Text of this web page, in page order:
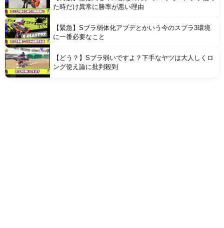
た時だけ異常に勝率が悪い理由
【緊急】Sブラ弱体化アプデとかいう今のスプラ3環境
に一番必要なこと
【どう？】Sブラ弱いですよ？下手なヤツは大人しくロ
ング使え論に批判殺到